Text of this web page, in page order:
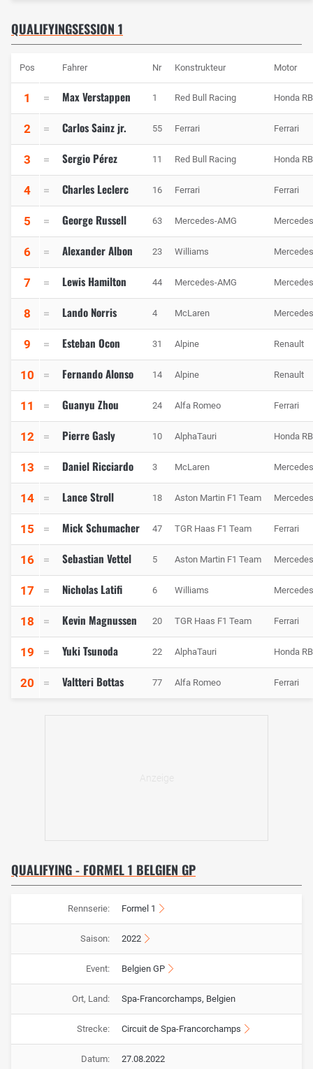
QUALIFYINGSESSION 1
Pos Fahrer Nr Konstrukteur Motor
1 Max Verstappen 1 Red Bull Racing Honda
2 Carlos Sainz jr. 55 Ferrari Ferrari
3 Sergio Pérez 11 Red Bull Racing Honda
4 Charles Leclerc 16 Ferrari Ferrari
5 George Russell 63 Mercedes-AMG Mercedes
6 Alexander Albon 23 Williams Mercedes
7 Lewis Hamilton 44 Mercedes-AMG Mercedes
8 Lando Norris 4 McLaren Mercedes
9 Esteban Ocon 31 Alpine Renault
10 Fernando Alonso 14 Alpine Renault
11 Guanyu Zhou 24 Alfa Romeo Ferrari
12 Pierre Gasly 10 AlphaTauri Honda
13 Daniel Ricciardo 3 McLaren Mercedes
14 Lance Stroll 18 Aston Martin F1 Team Mercedes
15 Mick Schumacher 47 TGR Haas F1 Team Ferrari
16 Sebastian Vettel 5 Aston Martin F1 Team Mercedes
17 Nicholas Latifi 6 Williams Mercedes
18 Kevin Magnussen 20 TGR Haas F1 Team Ferrari
19 Yuki Tsunoda 22 AlphaTauri Honda
20 Valtteri Bottas 77 Alfa Romeo Ferrari
QUALIFYING - FORMEL 1 BELGIEN GP
Rennserie: Formel 1
Saison: 2022
Event: Belgien GP
Ort, Land: Spa-Francorchamps, Belgien
Strecke: Circuit de Spa-Francorchamps
Datum: 27.08.2022